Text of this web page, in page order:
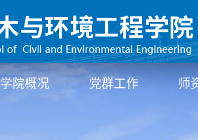
学院概况 党群工作 师